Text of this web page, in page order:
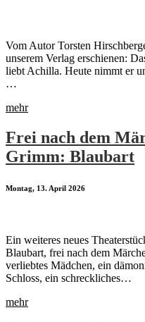
Vom Autor Torsten
unserem Verlag erschienen:
liebt Achilla. Heute nimmt er
…
mehr
Frei nach dem
Grimm: Blaubart
Montag, 13. April 2026
Ein weiteres neues
Blaubart, frei nach dem
verliebtes Mädchen, ein
Schloss, ein schreckliches…
mehr